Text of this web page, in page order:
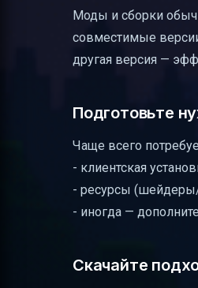
Моды и сборки
совместимые
другая версия —
Подготовьте
Чаще всего
- клиентская
- ресурсы
- иногда —
Скачайте